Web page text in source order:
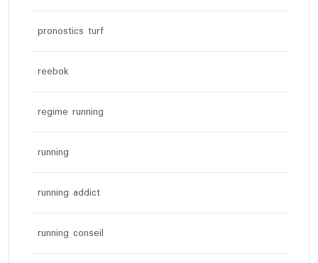
pronostics turf
reebok
regime running
running
running addict
running conseil